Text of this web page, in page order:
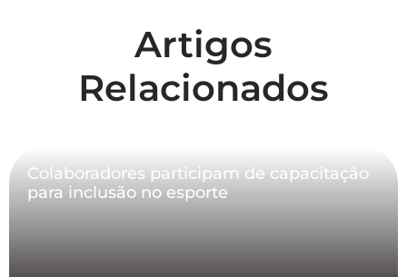
Artigos
Relacionados
Colaboradores participam de capacitação
para inclusão no esporte